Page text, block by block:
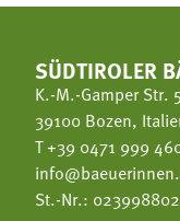
SÜDTIROLER
K.-M.-Gamper Str.
39100 Bozen,
T+39 0471 999
St.-Nr.: